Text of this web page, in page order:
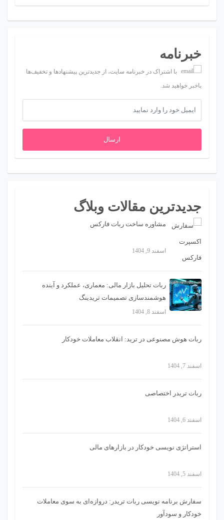
خبرنامه
با اشتراک در خبرنامه سایت، از جدیدترین پیشنهادها و تخفیف‌ها
باخبر خواهید شد.
ارسال
جدیدترین مقالات وبلاگ
مشاوره ساخت ربات فارکس
اسفند 9, 1404
ربات تحلیل بازار مالی: معماری، عملکرد و آینده
هوشمندسازی تصمیمات تریدینگ
اسفند 8, 1404
ربات هوش مصنوعی در ترید: انقلاب معاملات خودکار
اسفند 7, 1404
ربات تریدر اختصاصی
اسفند 6, 1404
استراتژی‌ نویسی خودکار در بازارهای مالی
اسفند 5, 1404
سفارش برنامه نویسی ربات تریدر: دروازه‌ای به سوی معاملات
خودکار و سودآور